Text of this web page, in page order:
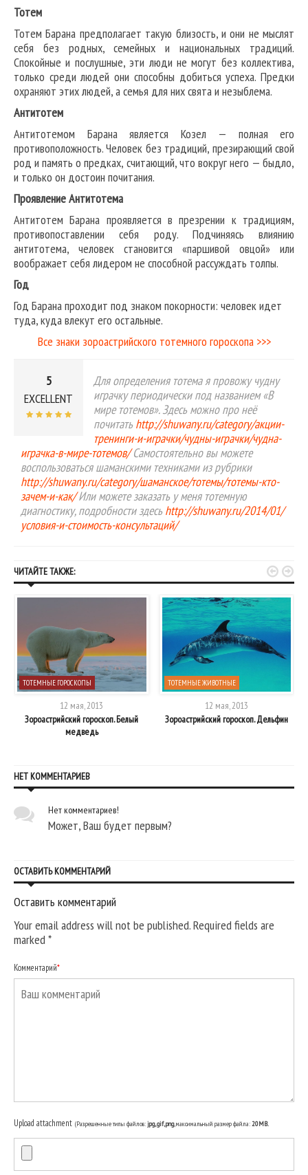
Тотем
Тотем Барана предполагает такую близость, и они не мыслят
себя без родных, семейных и национальных традиций.
Спокойные и послушные, эти люди не могут без коллектива,
только среди людей они способны добиться успеха. Предки
охраняют этих людей, а семья для них свята и незыблема.
Антитотем
Антитотемом Барана является Козел — полная его
противоположность. Человек без традиций, презирающий свой
род и память о предках, считающий, что вокруг него — быдло,
и только он достоин почитания.
Проявление Антитотема
Антитотем Барана проявляется в презрении к традициям,
противопоставлении себя роду. Подчиняясь влиянию
антитотема, человек становится «паршивой овцой» или
воображает себя лидером не способной рассуждать толпы.
Год
Год Барана проходит под знаком покорности: человек идет
туда, куда влекут его остальные.
Все знаки зороастрийского тотемного гороскопа >>>
5
EXCELLENT
Для определения тотема я провожу чудну
играчку периодически под названием «В
мире тотемов». Здесь можно про неё
почитать http://shuwany.ru/category/акции-
тренинги-и-играчки/чудны-играчки/чудна-
играчка-в-мире-тотемов/Самостоятельно вы можете
воспользоваться шаманскими техниками из рубрики
http://shuwany.ru/category/шаманское/тотемы/тотемы-кто-
зачем-и-как/Или можете заказать у меня тотемную
диагностику, подробности здесь http://shuwany.ru/2014/01/
условия-и-стоимость-консультаций/
ЧИТАЙТЕ ТАКЖЕ:
ТОТЕМНЫЕ ГОРОСКОПЫ
12 мая, 2013
Зороастрийский гороскоп. Белый
медведь
ТОТЕМНЫЕ ЖИВОТНЫЕ
12 мая, 2013
Зороастрийский гороскоп. Дельфин
 
НЕТ КОММЕНТАРИЕВ
Нет комментариев!
Может, Ваш будет первым?
ОСТАВИТЬ КОММЕНТАРИЙ
Оставить комментарий
Your email address will not be published. Required fields are
marked*
Комментарий*
Upload attachment (Разрешенные типы файлов:jpg, gif, png, максимальный размер файла:20MB.